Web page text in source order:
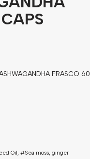
FRASCO 60
Oil #Sea moss, ginger